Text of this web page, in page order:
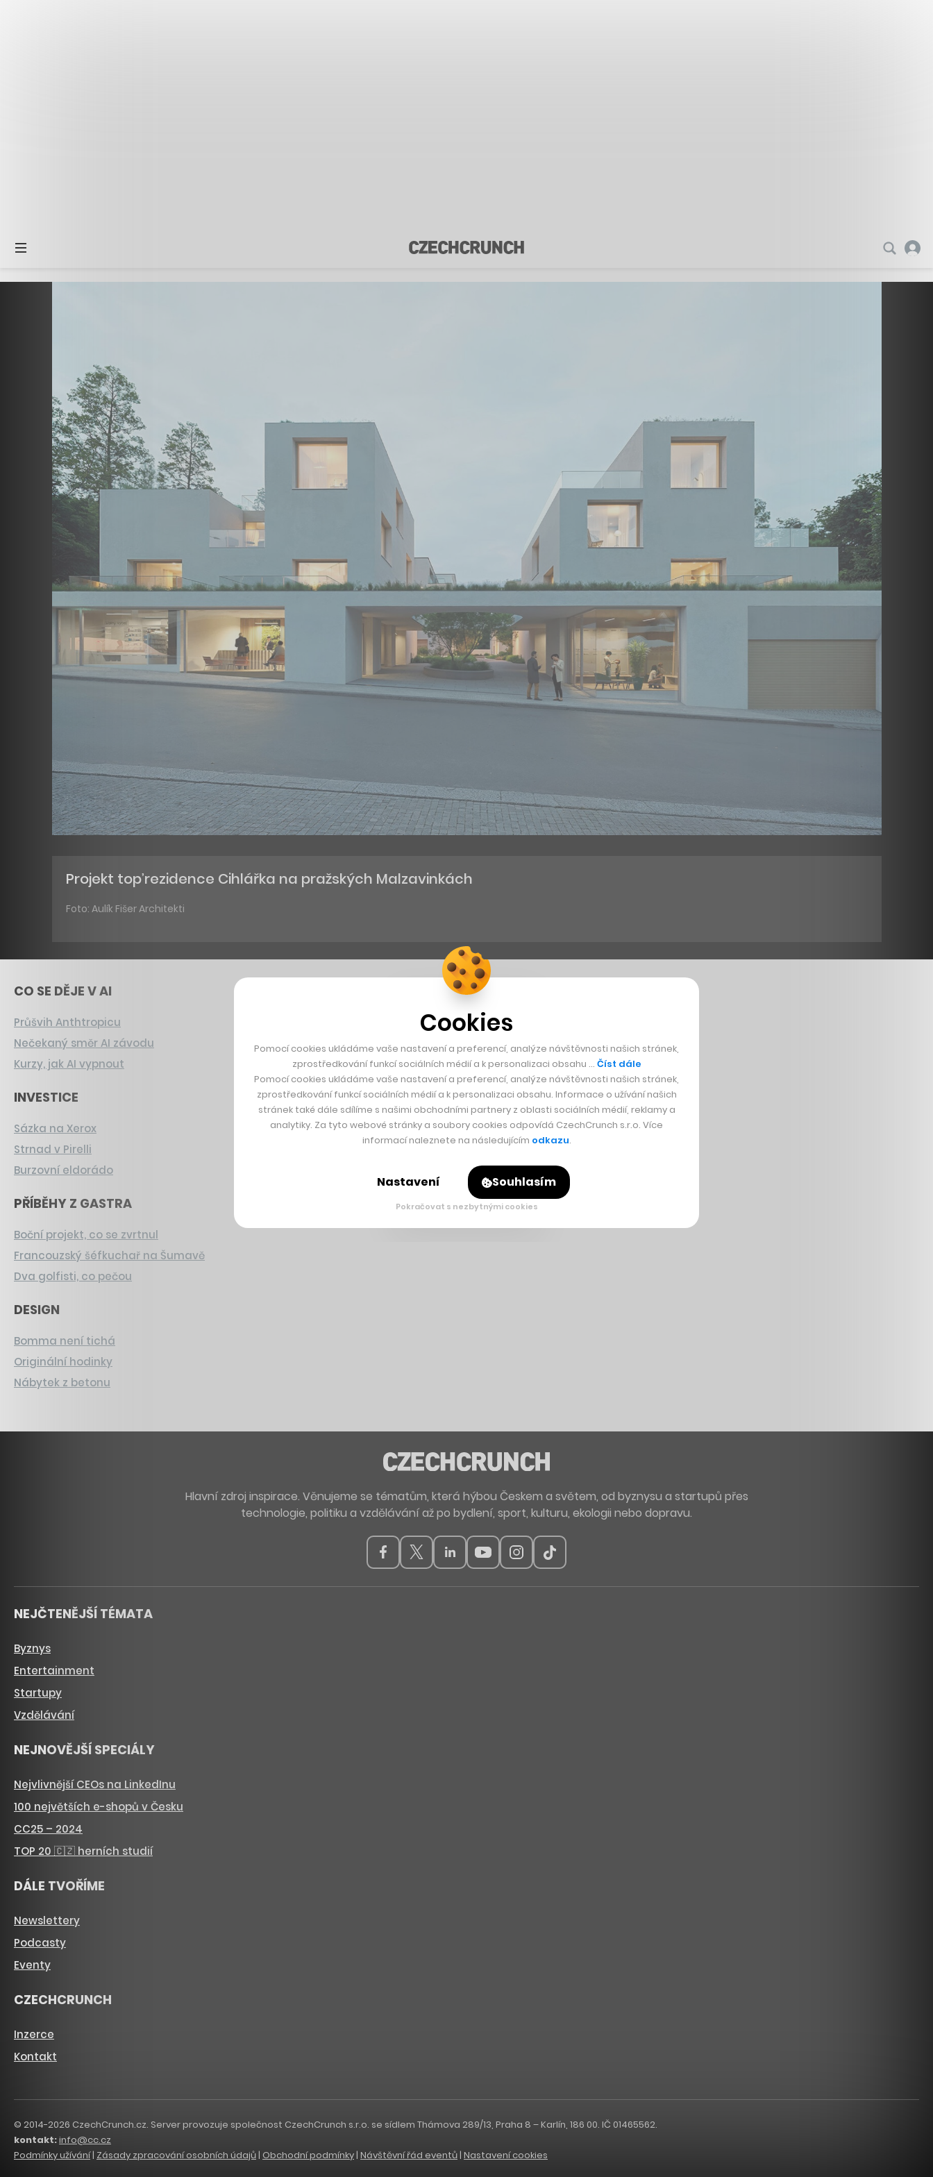
Projekt top’rezidence Cihlářka na pražských Malzavinkách
Foto: Aulík Fišer Architekti
CO SE DĚJE V AI
Průšvih Anthtropicu
Nečekaný směr AI závodu
Kurzy, jak AI vypnout
INVESTICE
Sázka na Xerox
Strnad v Pirelli
Burzovní eldorádo
PŘÍBĚHY Z GASTRA
Boční projekt, co se zvrtnul
Francouzský šéfkuchař na Šumavě
Dva golfisti, co pečou
DESIGN
Bomma není tichá
Originální hodinky
Nábytek z betonu
Hlavní zdroj inspirace. Věnujeme se tématům, která hýbou Českem a světem, od byznysu a startupů přes
technologie, politiku a vzdělávání až po bydlení, sport, kulturu, ekologii nebo dopravu.
NEJČTENĚJŠÍ TÉMATA
Byznys
Entertainment
Startupy
Vzdělávání
NEJNOVĚJŠÍ SPECIÁLY
Nejvlivnější CEOs na LinkedInu
100 největších e-shopů v Česku
CC25 – 2024
TOP 20 🇨🇿 herních studií
DÁLE TVOŘÍME
Newslettery
Podcasty
Eventy
CZECHCRUNCH
Inzerce
Kontakt
© 2014-2026 CzechCrunch.cz. Server provozuje společnost CzechCrunch s.r.o. se sídlem Thámova 289/13, Praha 8 – Karlín, 186 00. IČ 01465562.
kontakt:info@cc.cz
Podmínky užívání| Zásady zpracování osobních údajů| Obchodní podmínky| Návštěvní řád eventů| Nastavení cookies
Cookies
Pomocí cookies ukládáme vaše nastavení a preferencí, analýze návštěvnosti našich stránek,
zprostředkování funkcí sociálních médií a k personalizaci obsahu … Číst dále
Pomocí cookies ukládáme vaše nastavení a preferencí, analýze návštěvnosti našich stránek,
zprostředkování funkcí sociálních médií a k personalizaci obsahu. Informace o užívání našich
stránek také dále sdílíme s našimi obchodními partnery z oblasti sociálních médií, reklamy a
analytiky. Za tyto webové stránky a soubory cookies odpovídá CzechCrunch s.r.o. Více
informací naleznete na následujícím odkazu.
Nastavení Souhlasím
Pokračovat s nezbytnými cookies